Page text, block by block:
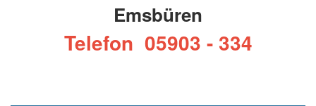
Emsbüren
Telefon 05903 - 334